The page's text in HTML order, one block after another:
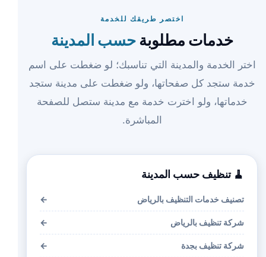
اختصر طريقك للخدمة
خدمات مطلوبةحسب المدينة
اختر الخدمة والمدينة التي تناسبك؛ لو ضغطت على اسم
خدمة ستجد كل صفحاتها، ولو ضغطت على مدينة ستجد
خدماتها، ولو اخترت خدمة مع مدينة ستصل للصفحة
المباشرة.
🧹 تنظيف حسب المدينة
تصنيف خدمات التنظيف بالرياض ←
شركة تنظيف بالرياض ←
شركة تنظيف بجدة ←